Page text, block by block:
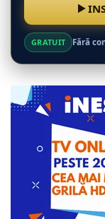
GRATUIT Fără